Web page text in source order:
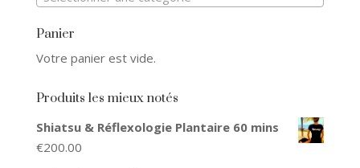
Panier
Votre panier est vide.
Produits les mieux notés
Shiatsu & Réflexologie Plantaire 60 mins
€200.00